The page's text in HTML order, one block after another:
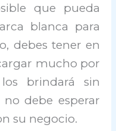
que pueda
blanca para
debes tener en
mucho por
brindará sin
debe esperar
su negocio.